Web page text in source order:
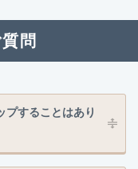
問
プすることはあり